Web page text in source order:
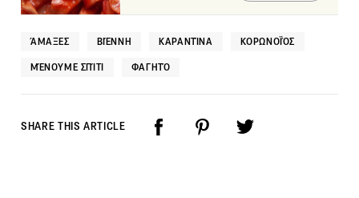
ΆΜΑΞΕΣ ΒΙΈΝΝΗ ΚΑΡΑΝΤΊΝΑ ΚΟΡΩΝΟΪΌΣ
ΜΈΝΟΥΜΕ ΣΠΊΤΙ ΦΑΓΗΤΌ
SHARE THIS ARTICLE